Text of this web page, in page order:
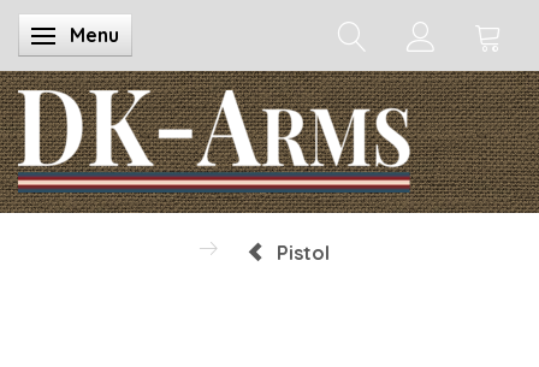
Skifte navigation
Menu
Pistol